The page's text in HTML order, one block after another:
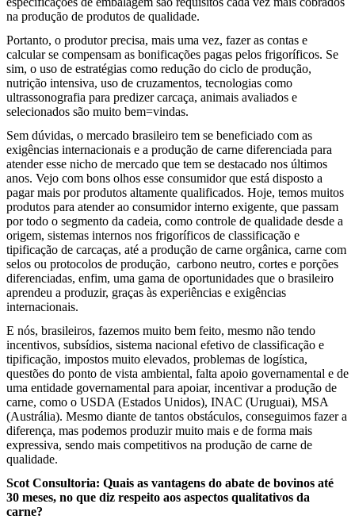
na produção de produtos de qualidade.
Portanto, o produtor precisa, mais uma vez, fazer as contas e
calcular se compensam as bonificações pagas pelos frigoríficos. Se
sim, o uso de estratégias como redução do ciclo de produção,
nutrição intensiva, uso de cruzamentos, tecnologias como
ultrassonografia para predizer carcaça, animais avaliados e
selecionados são muito bem=vindas.
Sem dúvidas, o mercado brasileiro tem se beneficiado com as
exigências internacionais e a produção de carne diferenciada para
atender esse nicho de mercado que tem se destacado nos últimos
anos. Vejo com bons olhos esse consumidor que está disposto a
pagar mais por produtos altamente qualificados. Hoje, temos muitos
produtos para atender ao consumidor interno exigente, que passam
por todo o segmento da cadeia, como controle de qualidade desde a
origem, sistemas internos nos frigoríficos de classificação e
tipificação de carcaças, até a produção de carne orgânica, carne com
selos ou protocolos de produção, carbono neutro, cortes e porções
diferenciadas, enfim, uma gama de oportunidades que o brasileiro
aprendeu a produzir, graças às experiências e exigências
internacionais.
E nós, brasileiros, fazemos muito bem feito, mesmo não tendo
incentivos, subsídios, sistema nacional efetivo de classificação e
tipificação, impostos muito elevados, problemas de logística,
questões do ponto de vista ambiental, falta apoio governamental e de
uma entidade governamental para apoiar, incentivar a produção de
carne, como o USDA (Estados Unidos), INAC (Uruguai), MSA
(Austrália). Mesmo diante de tantos obstáculos, conseguimos fazer a
diferença, mas podemos produzir muito mais e de forma mais
expressiva, sendo mais competitivos na produção de carne de
qualidade.
Scot Consultoria: Quais as vantagens do abate de bovinos até
30 meses, no que diz respeito aos aspectos qualitativos da
carne?